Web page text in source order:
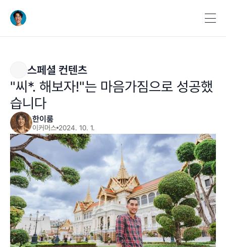
스페셜 컨텐츠
"씨*. 해보자!"는 마음가짐으로 성공했
습니다
한이룸
이커머스 2024. 10. 1.